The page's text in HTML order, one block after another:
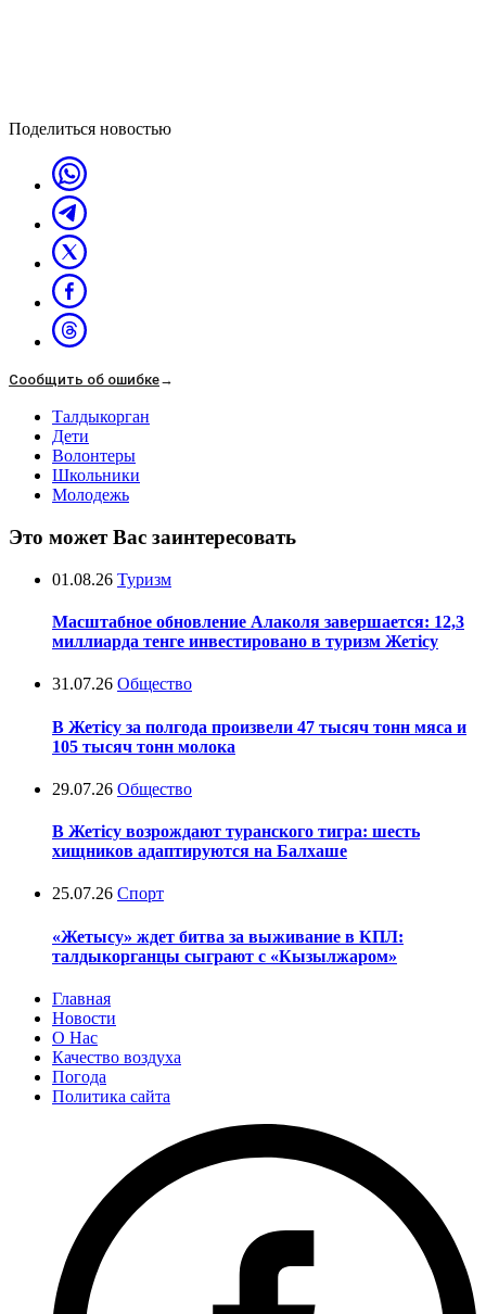
Поделиться новостью
Сообщить об ошибке→
Талдыкорган
Дети
Волонтеры
Школьники
Молодежь
Это может Вас заинтересовать
01.08.26 Туризм
Масштабное обновление Алаколя завершается: 12,3
миллиарда тенге инвестировано в туризм Жетісу
31.07.26 Общество
В Жетісу за полгода произвели 47 тысяч тонн мяса и
105 тысяч тонн молока
29.07.26 Общество
В Жетісу возрождают туранского тигра: шесть
хищников адаптируются на Балхаше
25.07.26 Спорт
«Жетысу» ждет битва за выживание в КПЛ:
талдыкорганцы сыграют с «Кызылжаром»
Главная
Новости
О Нас
Качество воздуха
Погода
Политика сайта